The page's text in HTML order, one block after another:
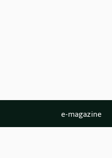
e-magazine